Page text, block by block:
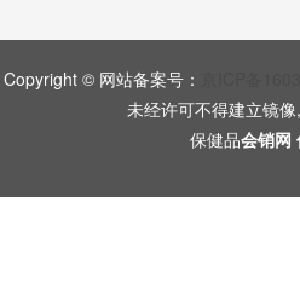
Copyright © 网站备案号：
未经许可不得建立镜
保健品会销网